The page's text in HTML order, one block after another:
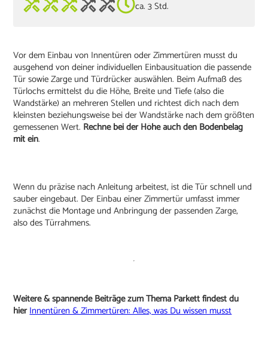
ca. 3 Std.
Vor dem Einbau von Innentüren oder Zimmertüren musst du
ausgehend von deiner individuellen Einbausituation die passende
Tür sowie Zarge und Türdrücker auswählen. Beim Aufmaß des
Türlochs ermittelst du die Höhe, Breite und Tiefe (also die
Wandstärke) an mehreren Stellen und richtest dich nach dem
kleinsten beziehungsweise bei der Wandstärke nach dem größten
gemessenen Wert. Rechne bei der Höhe auch den Bodenbelag
mit ein.
Wenn du präzise nach Anleitung arbeitest, ist die Tür schnell und
sauber eingebaut. Der Einbau einer Zimmertür umfasst immer
zunächst die Montage und Anbringung der passenden Zarge,
also des Türrahmens.
Weitere & spannende Beiträge zum Thema Parkett findest du
hierInnentüren & Zimmertüren: Alles, was Du wissen musst